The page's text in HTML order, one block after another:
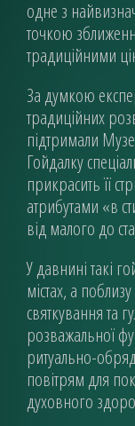
одне з
точкою
традиційними
За думкою
традиційних
підтримали
Гойдалку
прикрасить її
атрибутами «в
від малого до
У давнині такі
містах, а
святкування та
розважальної
ритуально-
повітрям для
духовного